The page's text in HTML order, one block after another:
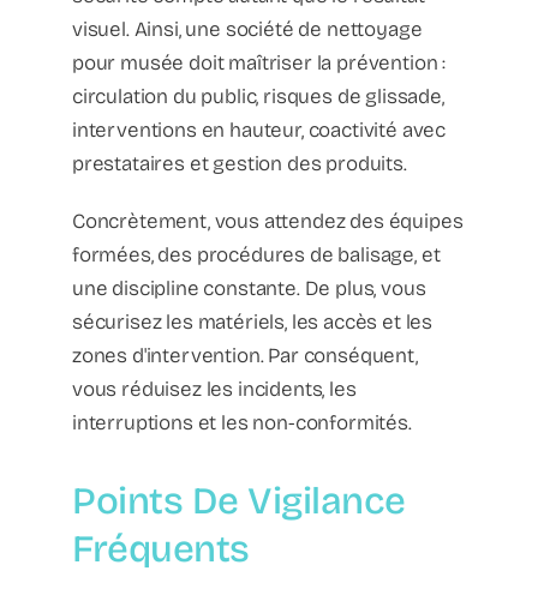
visuel. Ainsi, une société de nettoyage
pour musée doit maîtriser la prévention :
circulation du public, risques de glissade,
interventions en hauteur, coactivité avec
prestataires et gestion des produits.
Concrètement, vous attendez des équipes
formées, des procédures de balisage, et
une discipline constante. De plus, vous
sécurisez les matériels, les accès et les
zones d'intervention. Par conséquent,
vous réduisez les incidents, les
interruptions et les non-conformités.
Points De Vigilance
Fréquents